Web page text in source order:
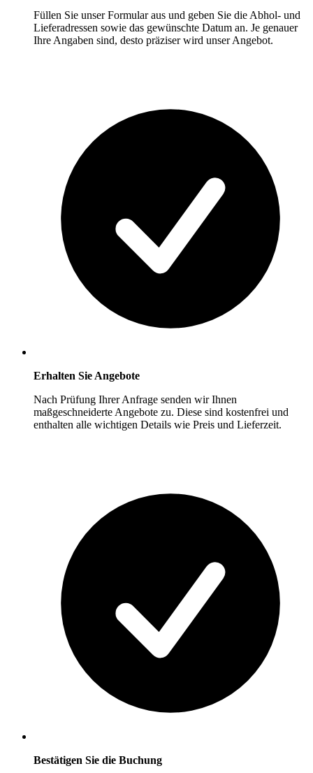
Füllen Sie unser Formular aus und geben Sie die Abhol- und
Lieferadressen sowie das gewünschte Datum an. Je genauer
Ihre Angaben sind, desto präziser wird unser Angebot.
Erhalten Sie Angebote
Nach Prüfung Ihrer Anfrage senden wir Ihnen
maßgeschneiderte Angebote zu. Diese sind kostenfrei und
enthalten alle wichtigen Details wie Preis und Lieferzeit.
Bestätigen Sie die Buchung